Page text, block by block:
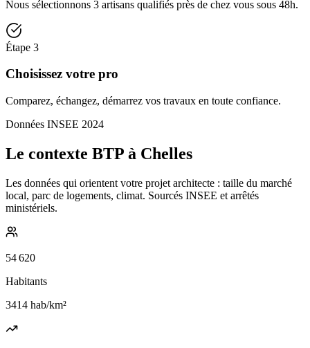
Nous sélectionnons 3 artisans qualifiés près de chez vous sous 48h.
Étape 3
Choisissez votre pro
Comparez, échangez, démarrez vos travaux en toute confiance.
Données INSEE 2024
Le contexte BTP à Chelles
Les données qui orientent votre projet architecte : taille du marché
local, parc de logements, climat. Sourcés INSEE et arrêtés
ministériels.
54 620
Habitants
3414 hab/km²